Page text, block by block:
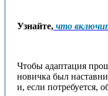
Узнайте, что
Чтобы адаптация
новичка был
и, если потребуется,